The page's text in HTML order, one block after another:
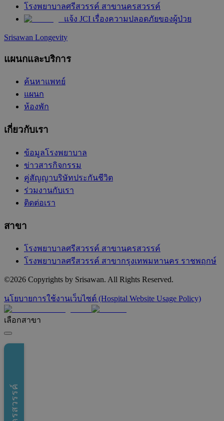
โรงพยาบาลศรีสวรรค์ สาขานครสวรรค์
แจ้ง JCI เรื่องความปลอดภัยของผู้ป่วย
Srisawan Longevity
แผนกและบริการ
ค้นหาแพทย์
แผนก
ห้องพัก
เกี่ยวกับเรา
ข้อมูลโรงพยาบาล
ข่าวสารกิจกรรม
คู่สัญญาบริษัทประกันชีวิต
ร่วมงานกับเรา
ติดต่อเรา
สาขา
โรงพยาบาลศรีสวรรค์ สาขานครสวรรค์
โรงพยาบาลศรีสวรรค์ สาขากรุงเทพมหานคร ราชพฤกษ์
©2026 Copyrights by Srisawan. All Rights Reserved.
นโยบายการใช้งานเว็บไซต์ (Hospital Website Usage Policy)
เลือกสาขา